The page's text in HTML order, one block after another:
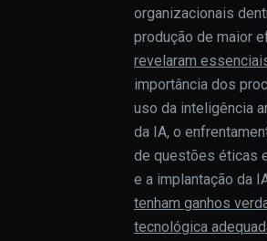
organizacionais
produção de maior
revelaram
importância dos
uso da inteligência
da IA, o
de questões éticas
e a implantação da
tenham ganhos
tecnológica